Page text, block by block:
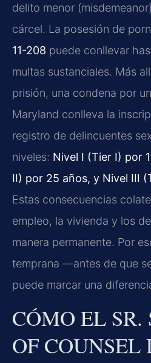
delito menor
cárcel. La posesión de
11-208 puede conllevar
multas sustanciales. Más
prisión, una condena por
Maryland conlleva la
registro de delincuentes
niveles: Nivel I (Tier I) por
II) por 25 años, y Nivel III
Estas consecuencias
empleo, la vivienda y los
manera permanente. Por
temprana —antes de que
puede marcar una
CÓMO EL SR.
OF COUNSEL